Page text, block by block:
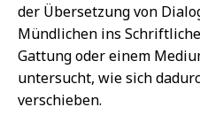
der Übersetzung von
Mündlichen ins
Gattung oder einem
untersucht, wie sich
verschieben.